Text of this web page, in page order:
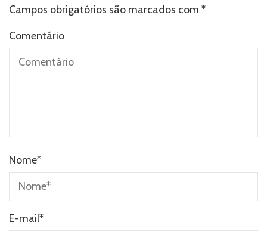
Campos obrigatórios são marcados com *
Comentário
Nome*
E-mail*